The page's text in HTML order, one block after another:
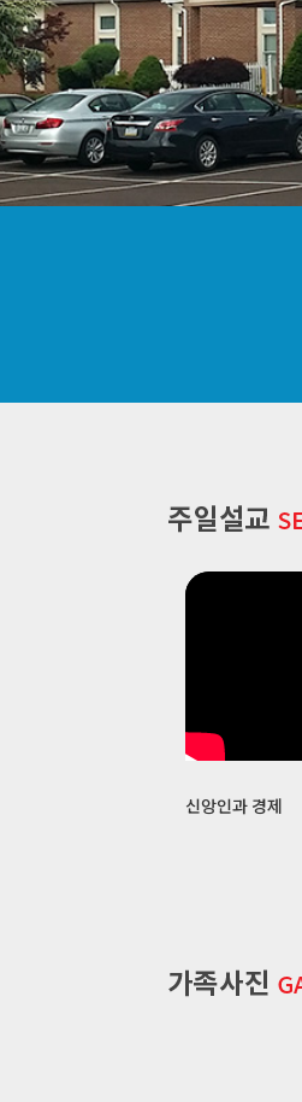
신앙인과 경제